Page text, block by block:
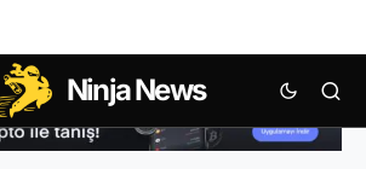
Ninja News